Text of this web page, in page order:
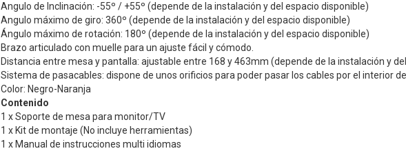
Angulo de Inclinación: -55º / +55º (depende de la instalación y del espacio disponible)
Angulo máximo de giro: 360º (depende de la instalación y del espacio disponible)
Ángulo máximo de rotación: 180º (depende de la instalación y del espacio disponible)
Brazo articulado con muelle para un ajuste fácil y cómodo.
Distancia entre mesa y pantalla: ajustable entre 168 y 463mm (depende de la instalación y
Sistema de pasacables: dispone de unos orificios para poder pasar los cables por el interior
Color: Negro-Naranja
Contenido
1 x Soporte de mesa para monitor/TV
1 x Kit de montaje (No incluye herramientas)
1 x Manual de instrucciones multi idiomas